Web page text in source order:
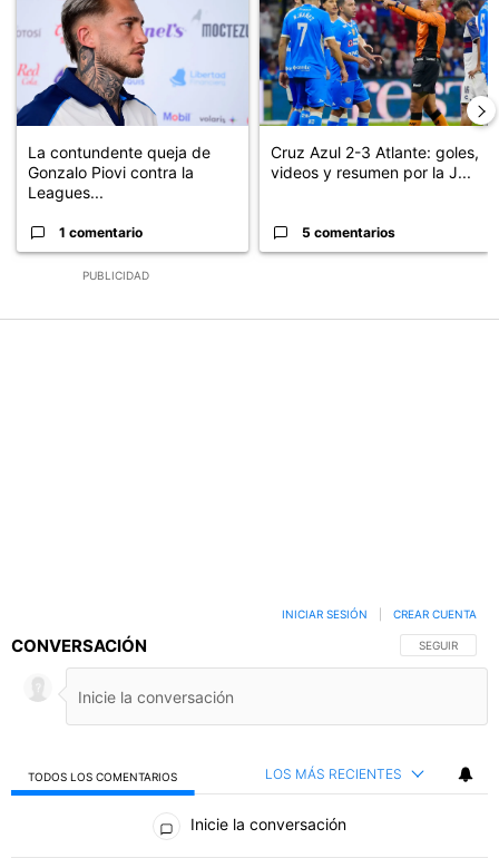
PUBLICIDAD
La contundente queja de
Gonzalo Piovi contra la
Leagues...
1 comentario
Cruz Azul 2-3 Atlante: goles,
videos y resumen por la J...
5 comentarios
CONVERSACIÓN SIGA ESTA
SEGUIR
INICIAR SESIÓN CREAR CUENTA
TODOS LOS COMENTARIOS LOS MÁS RECIENTES
Todos los comentarios
Inicie la conversación